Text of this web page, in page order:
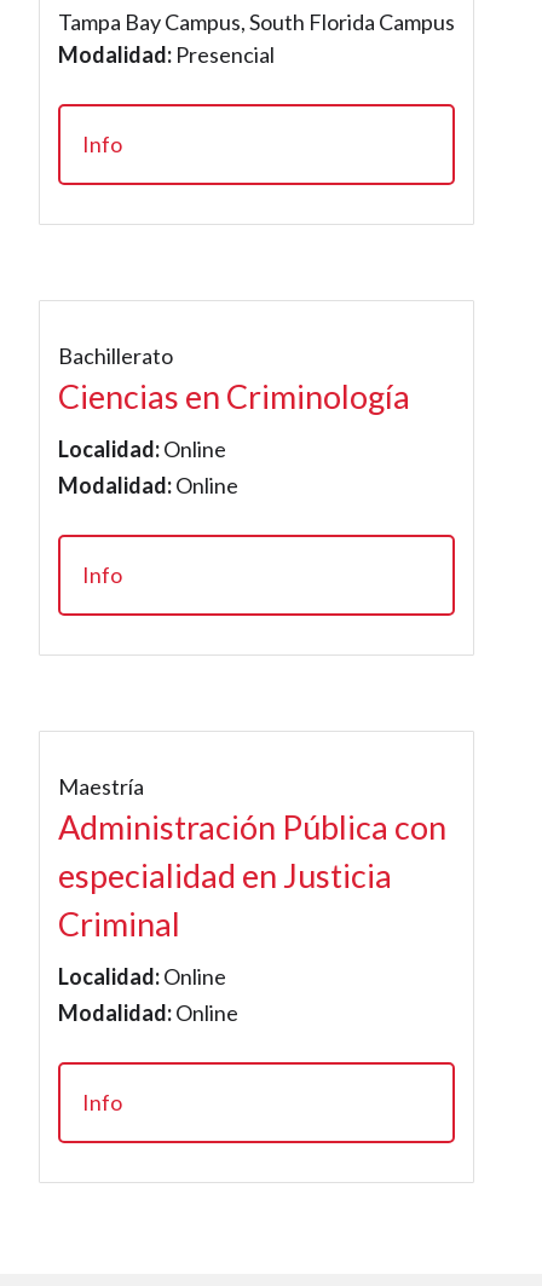
Tampa Bay Campus, South Florida Campus
Modalidad: Presencial
Info
Bachillerato
Ciencias en Criminología
Localidad:Online
Modalidad:Online
Info
Maestría
Administración Pública con
especialidad en Justicia
Criminal
Localidad:Online
Modalidad:Online
Info